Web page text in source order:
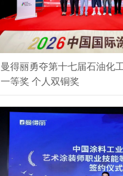
曼得丽勇夺第十七届石油化
一等奖 个人双铜奖